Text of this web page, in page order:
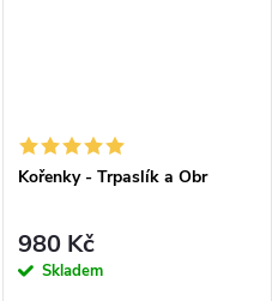
Kořenky - Trpaslík a Obr
980 Kč
Skladem